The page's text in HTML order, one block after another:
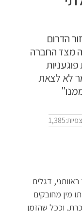
הדרום
מצד החברה
לא לצאת
צפיות:1,385
דגלים
מין מחובקים
וככל שהזמן